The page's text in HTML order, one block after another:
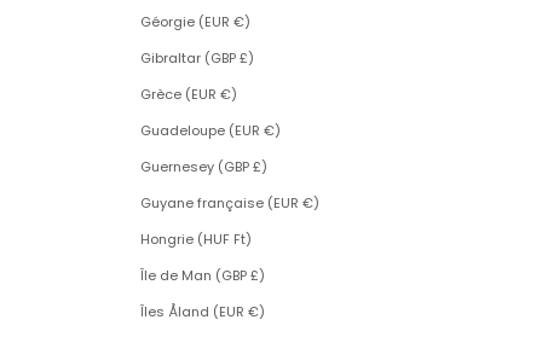
Géorgie (EUR €)
Gibraltar (GBP £)
Grèce (EUR €)
Guadeloupe (EUR €)
Guernesey (GBP £)
Guyane française (EUR €)
Hongrie (HUF Ft)
Île de Man (GBP £)
Îles Åland (EUR €)